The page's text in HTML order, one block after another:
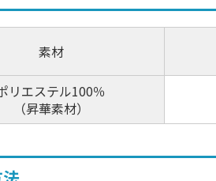
素材
リエステル100％
（昇華素材）